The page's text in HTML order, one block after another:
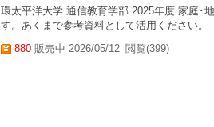
環太平洋大学 通信教育学部 2025年度 家庭･
す。あくまで参考資料として活用ください。
880 販売中 2026/05/12 閲覧(399)